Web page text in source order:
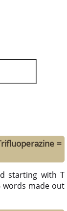
=
starting with T
words made out